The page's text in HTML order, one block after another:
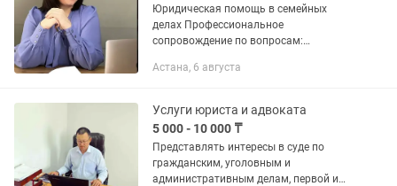
Юридическая помощь в семейных
делах Профессиональное
сопровождение по вопросам:
суд Раздел имущества (в т.ч. бизнес,
пересмотр...
Астана, 6 августа
Услуги юриста и адвоката
5 000 - 10 000 ₸
Представлять интересы в суде по
гражданским, уголовным и
административным делам, первой и